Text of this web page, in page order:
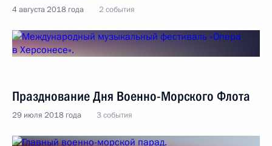
4 августа 2018 года 2 события
Празднование Дня Военно-Морского Флота
29 июля 2018 года 3 события